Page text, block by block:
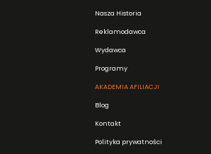
Nasza Historia
Reklamodawca
Wydawca
Programy
AKADEMIA AFILIACJI
Blog
Kontakt
Polityka prywatności